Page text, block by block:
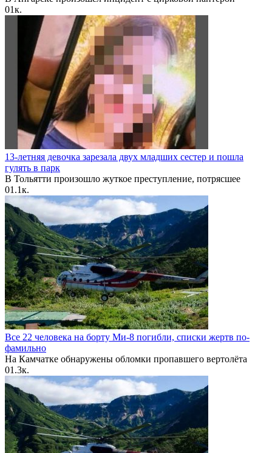
01к.
13-летняя девочка зарезала двух младших сестер и пошла
гулять в парк
В Тольятти произошло жуткое преступление, потрясшее
01.1к.
Все 22 человека на борту Ми-8 погибли, списки жертв по-
фамильно
На Камчатке обнаружены обломки пропавшего вертолёта
01.3к.